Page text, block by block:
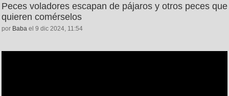
Peces voladores escapan de pájaros y otros peces que
quieren comérselos
por Baba el 9 dic 2024, 11:54